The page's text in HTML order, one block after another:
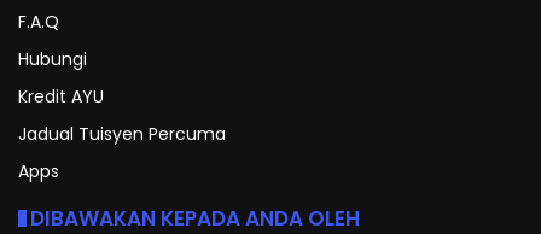
F.A.Q
Hubungi
Kredit AYU
Jadual Tuisyen Percuma
Apps
DIBAWAKAN KEPADA ANDA OLEH